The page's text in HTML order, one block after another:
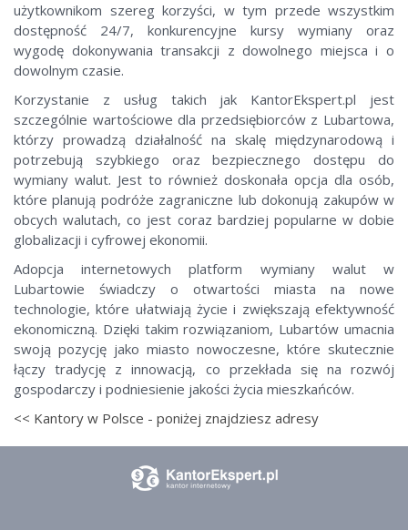
użytkownikom szereg korzyści, w tym przede wszystkim
dostępność 24/7, konkurencyjne kursy wymiany oraz
wygodę dokonywania transakcji z dowolnego miejsca i o
dowolnym czasie.
Korzystanie z usług takich jak KantorEkspert.pl jest
szczególnie wartościowe dla przedsiębiorców z Lubartowa,
którzy prowadzą działalność na skalę międzynarodową i
potrzebują szybkiego oraz bezpiecznego dostępu do
wymiany walut. Jest to również doskonała opcja dla osób,
które planują podróże zagraniczne lub dokonują zakupów w
obcych walutach, co jest coraz bardziej popularne w dobie
globalizacji i cyfrowej ekonomii.
Adopcja internetowych platform wymiany walut w
Lubartowie świadczy o otwartości miasta na nowe
technologie, które ułatwiają życie i zwiększają efektywność
ekonomiczną. Dzięki takim rozwiązaniom, Lubartów umacnia
swoją pozycję jako miasto nowoczesne, które skutecznie
łączy tradycję z innowacją, co przekłada się na rozwój
gospodarczy i podniesienie jakości życia mieszkańców.
<< Kantory w Polsce - poniżej znajdziesz adresy